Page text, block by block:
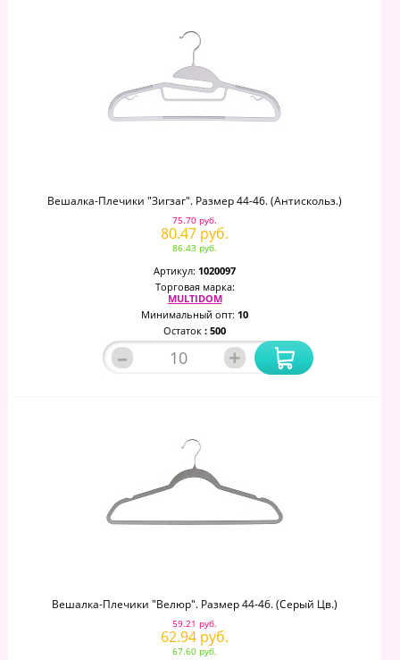
Вешалка-Плечики "Зигзаг". Размер 44-46. (антискольз.)
75.70 руб.
80.47 руб.
86.43 руб.
Артикул: 1020097
Торговая марка:
MULTIDOM
Минимальный опт: 10
Остаток : 500
– +
Вешалка-Плечики "Велюр". Размер 44-46. (серый Цв.)
59.21 руб.
62.94 руб.
67.60 руб.